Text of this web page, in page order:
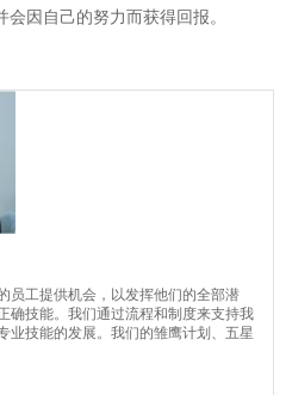
因自己的努力而获得回报。
员工提供机会，以发挥他们的全部潜
确技能。我们通过流程和制度来支持我
业技能的发展。我们的雏鹰计划、五星